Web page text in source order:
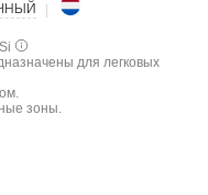
для легковых
зоны.